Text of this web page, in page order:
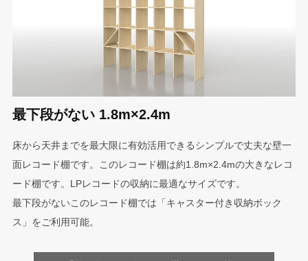
最下段がない 1.8m×2.4m
床から天井までを最大限に有効活用できるシンプルで丈夫な壁一
面レコード棚です。このレコード棚は約1.8m×2.4mの大きなレコ
ード棚です。LPレコードの収納に最適なサイズです。
最下段がないこのレコード棚では「キャスター付き収納ボック
ス」をご利用可能。